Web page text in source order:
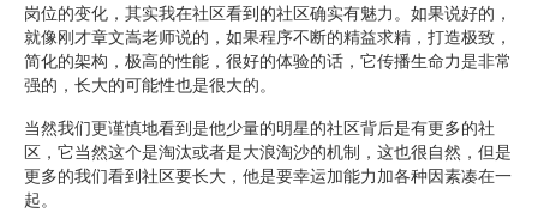
岗位的变化，其实我在社区看到的社区确实有魅力。如果说好的，
就像刚才章文嵩老师说的，如果程序不断的精益求精，打造极致，
简化的架构，极高的性能，很好的体验的话，它传播生命力是非常
强的，长大的可能性也是很大的。
当然我们更谨慎地看到是他少量的明星的社区背后是有更多的社
区，它当然这个是淘汰或者是大浪淘沙的机制，这也很自然，但是
更多的我们看到社区要长大，他是要幸运加能力加各种因素凑在一
起。